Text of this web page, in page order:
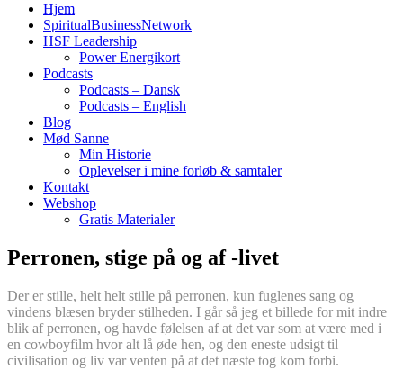
Hjem
SpiritualBusinessNetwork
HSF Leadership
Power Energikort
Podcasts
Podcasts – Dansk
Podcasts – English
Blog
Mød Sanne
Min Historie
Oplevelser i mine forløb & samtaler
Kontakt
Webshop
Gratis Materialer
Perronen, stige på og af -livet
Der er stille, helt helt stille på perronen, kun fuglenes sang og
vindens blæsen bryder stilheden. I går så jeg et billede for mit indre
blik af perronen, og havde følelsen af at det var som at være med i
en cowboyfilm hvor alt lå øde hen, og den eneste udsigt til
civilisation og liv var venten på at det næste tog kom forbi.